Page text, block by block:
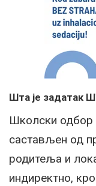
Шта је задатак
Школски
састављен од
родитеља и
индиректно,